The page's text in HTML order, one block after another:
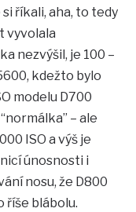
říkali, aha, to tedy
vyvolala
nezvýšil, je 100 –
kdežto bylo
modelu D700
– ale
ISO a výš je
únosnosti i
nosu, že D800
říše blábolu.